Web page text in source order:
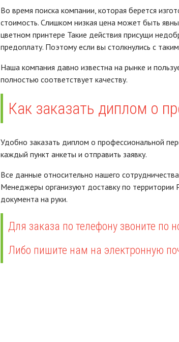
Во время поиска компании, которая берется
стоимость. Слишком низкая цена может быть
цветном принтере Такие действия присущи
предоплату. Поэтому если вы столкнулись с
Наша компания давно известна на рынке и
полностью соответствует качеству.
Как заказать диплом о
Удобно заказать диплом о профессиональной
каждый пункт анкеты и отправить заявку.
Все данные относительно нашего
Менеджеры организуют доставку по
документа на руки.
Для заказа по телефону звоните по
Либо пишите нам на электронную